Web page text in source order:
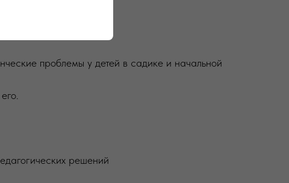
проблемы у детей в садике и начальной
решений